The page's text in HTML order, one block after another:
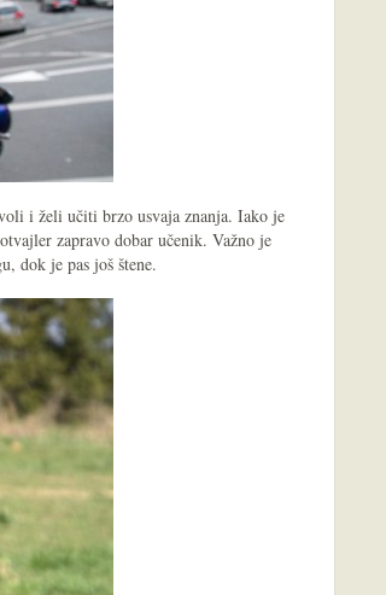
i želi učiti brzo usvaja znanja. Iako je
zapravo dobar učenik. Važno je
dok je pas još štene.